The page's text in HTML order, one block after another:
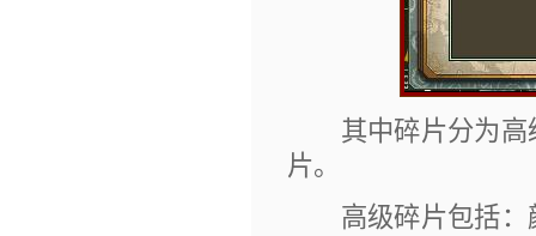
其中碎片分为高
片。
高级碎片包括：